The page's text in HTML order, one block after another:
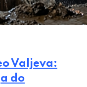
Valjeva:
do